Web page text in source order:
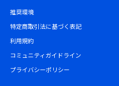
推奨環境
特定商取引法に基づく表記
利用規約
コミュニティガイドライン
プライバシーポリシー